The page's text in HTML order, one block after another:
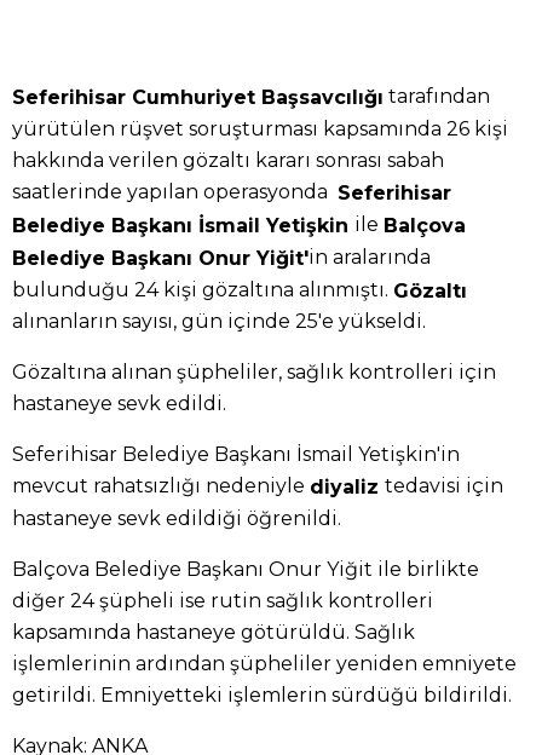
Seferihisar Cumhuriyet Başsavcılığı tarafından
yürütülen rüşvet soruşturması kapsamında 26 kişi
hakkında verilen gözaltı kararı sonrası sabah
saatlerinde yapılan operasyonda Seferihisar
Belediye Başkanı İsmail Yetişkin ile Balçova
Belediye Başkanı Onur Yiğit'in aralarında
bulunduğu 24 kişi gözaltına alınmıştı. Gözaltı
alınanların sayısı, gün içinde 25'e yükseldi.
Gözaltına alınan şüpheliler, sağlık kontrolleri için
hastaneye sevk edildi.
Seferihisar Belediye Başkanı İsmail Yetişkin'in
mevcut rahatsızlığı nedeniyle diyaliz tedavisi için
hastaneye sevk edildiği öğrenildi.
Balçova Belediye Başkanı Onur Yiğit ile birlikte
diğer 24 şüpheli ise rutin sağlık kontrolleri
kapsamında hastaneye götürüldü. Sağlık
işlemlerinin ardından şüpheliler yeniden emniyete
getirildi. Emniyetteki işlemlerin sürdüğü bildirildi.
Kaynak: ANKA